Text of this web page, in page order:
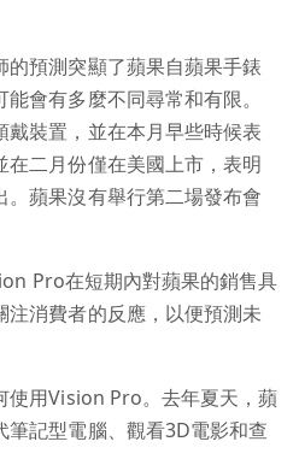
預測突顯了蘋果自蘋果手錶
會有多麼不同尋常和有限。
裝置，並在本月早些時候表
二月份僅在美國上市，表明
蘋果沒有舉行第二場發布會
Pro在短期內對蘋果的銷售具
消費者的反應，以便預測未
使用Vision Pro。去年夏天，蘋
筆記型電腦、觀看3D電影和查